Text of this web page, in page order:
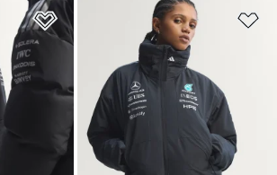
Dodaj do listy życzeń